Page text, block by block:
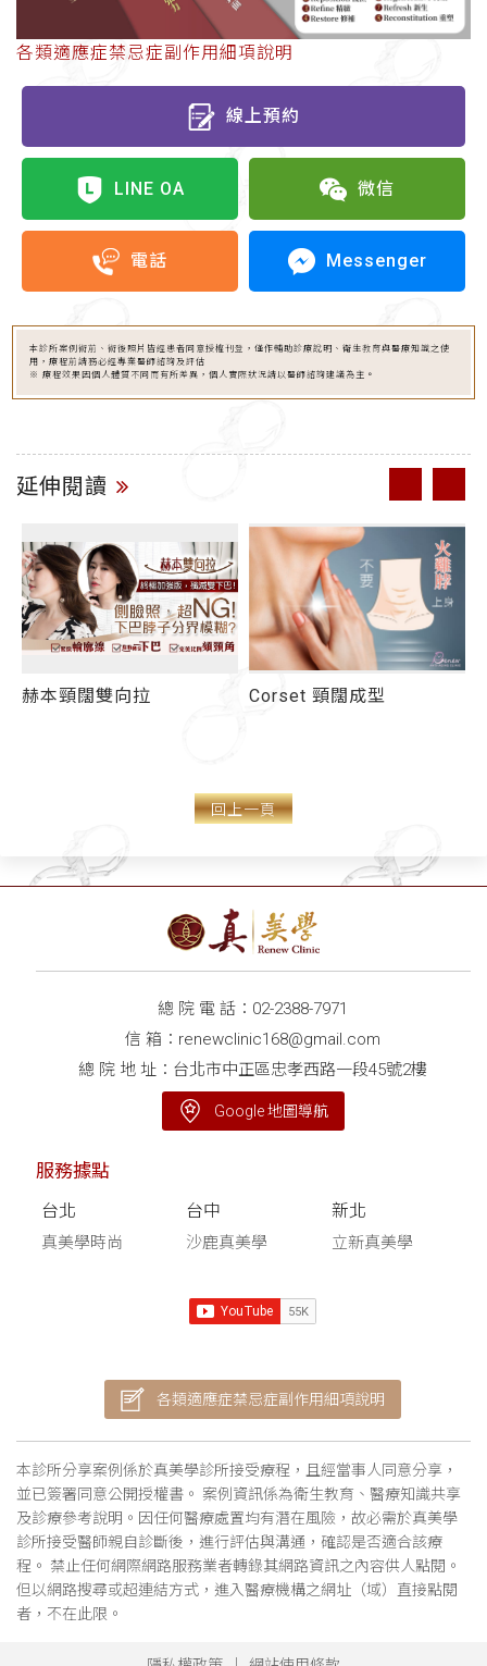
各類適應症禁忌症副作用細項說明
線上預約
LINE OA 微信
電話 Messenger
本診所案例術前、術後照片皆經患者同意授權刊登，僅作輔助診療說明、衛生教育與醫療知識之使
用，療程前請務必經專業醫師諮詢及評估
※ 療程效果因個人體質不同而有所差異，個人實際狀況請以醫師諮詢建議為主。
延伸閱讀
赫本頸闊雙向拉 Corset 頸闊成型
回上一頁
總 院 電 話： 02-2388-7971
信 箱： renewclinic168@gmail.com
總 院 地 址：台北市中正區忠孝西路一段45號2樓
Google 地圖導航
服務據點
台北
真美學時尚
台中
沙鹿真美學
新北
立新真美學
各類適應症禁忌症副作用細項說明
本診所分享案例係於真美學診所接受療程，且經當事人同意分享，
並已簽署同意公開授權書。 案例資訊係為衛生教育、醫療知識共享
及診療參考說明。因任何醫療處置均有潛在風險，故必需於真美學
診所接受醫師親自診斷後，進行評估與溝通，確認是否適合該療
程。 禁止任何網際網路服務業者轉錄其網路資訊之內容供人點閱。
但以網路搜尋或超連結方式，進入醫療機構之網址（域）直接點閱
者，不在此限。